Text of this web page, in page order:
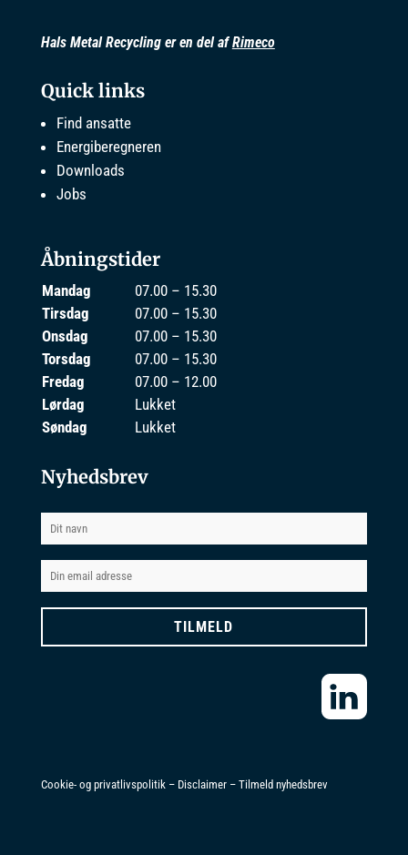
Hals Metal Recycling er en del afRimeco
Quick links
Find ansatte
Energiberegneren
Downloads
Jobs
Åbningstider
Mandag
07.00 – 15.30
Tirsdag
07.00 – 15.30
Onsdag
07.00 – 15.30
Torsdag
07.00 – 15.30
Fredag
07.00 – 12.00
Lørdag
Lukket
Søndag
Lukket
Nyhedsbrev
Cookie- og privatlivspolitik– Disclaimer– Tilmeld nyhedsbrev